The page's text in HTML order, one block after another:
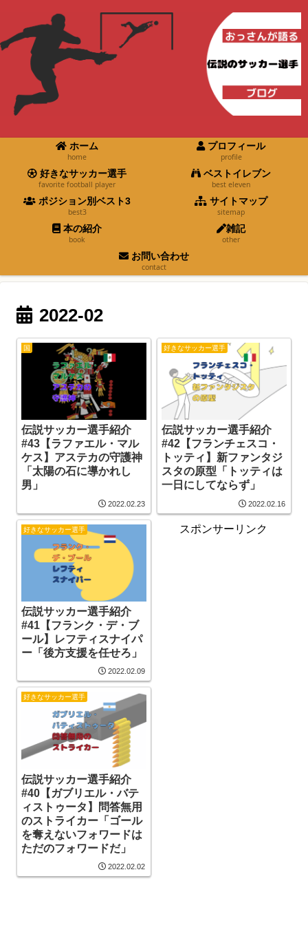
ホーム
home
プロフィール
profile
好きなサッカー選手
favorite football player
ベストイレブン
best eleven
ポジション別ベスト3
best3
サイトマップ
sitemap
本の紹介
book
雑記
other
お問い合わせ
contact
2022-02
国
伝説サッカー選手紹介
#43【ラファエル・マル
ケス】アステカの守護神
「太陽の石に導かれし
男」
2022.02.23
好きなサッカー選手
伝説サッカー選手紹介
#42【フランチェスコ・
トッティ】新ファンタジ
スタの原型「トッティは
一日にしてならず」
2022.02.16
好きなサッカー選手
伝説サッカー選手紹介
#41【フランク・デ・ブ
ール】レフティスナイパ
ー「後方支援を任せろ」
2022.02.09
スポンサーリンク
好きなサッカー選手
伝説サッカー選手紹介
#40【ガブリエル・バテ
ィストゥータ】問答無用
のストライカー「ゴール
を奪えないフォワードは
ただのフォワードだ」
2022.02.02